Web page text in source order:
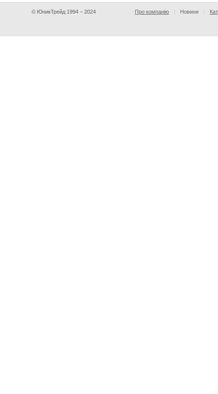
© ЮникТрейд 1994 − 2024 Про компанію Новини